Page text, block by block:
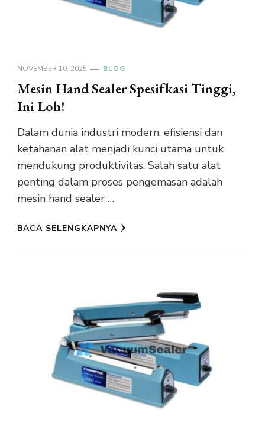
NOVEMBER 10, 2025 BLOG
Mesin Hand Sealer Spesifkasi Tinggi,
Ini Loh!
Dalam dunia industri modern, efisiensi dan
ketahanan alat menjadi kunci utama untuk
mendukung produktivitas. Salah satu alat
penting dalam proses pengemasan adalah
mesin hand sealer …
BACA SELENGKAPNYA